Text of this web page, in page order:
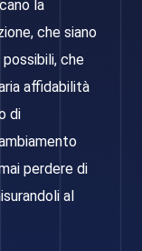
la
che siano
che
affidabilità
di
perdere di
al